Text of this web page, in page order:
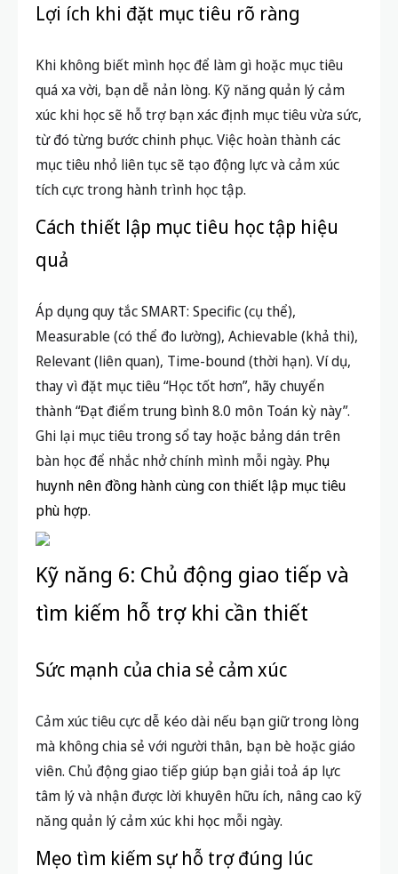
Lợi ích khi đặt mục tiêu rõ ràng
Khi không biết mình học để làm gì hoặc mục tiêu
quá xa vời, bạn dễ nản lòng. Kỹ năng quản lý cảm
xúc khi học sẽ hỗ trợ bạn xác định mục tiêu vừa sức,
từ đó từng bước chinh phục. Việc hoàn thành các
mục tiêu nhỏ liên tục sẽ tạo động lực và cảm xúc
tích cực trong hành trình học tập.
Cách thiết lập mục tiêu học tập hiệu
quả
Áp dụng quy tắc SMART: Specific (cụ thể),
Measurable (có thể đo lường), Achievable (khả thi),
Relevant (liên quan), Time-bound (thời hạn). Ví dụ,
thay vì đặt mục tiêu “Học tốt hơn”, hãy chuyển
thành “Đạt điểm trung bình 8.0 môn Toán kỳ này”.
Ghi lại mục tiêu trong sổ tay hoặc bảng dán trên
bàn học để nhắc nhở chính mình mỗi ngày. Phụ
huynh nên đồng hành cùng con thiết lập mục tiêu
phù hợp.
Kỹ năng 6: Chủ động giao tiếp và
tìm kiếm hỗ trợ khi cần thiết
Sức mạnh của chia sẻ cảm xúc
Cảm xúc tiêu cực dễ kéo dài nếu bạn giữ trong lòng
mà không chia sẻ với người thân, bạn bè hoặc giáo
viên. Chủ động giao tiếp giúp bạn giải toả áp lực
tâm lý và nhận được lời khuyên hữu ích, nâng cao kỹ
năng quản lý cảm xúc khi học mỗi ngày.
Mẹo tìm kiếm sự hỗ trợ đúng lúc